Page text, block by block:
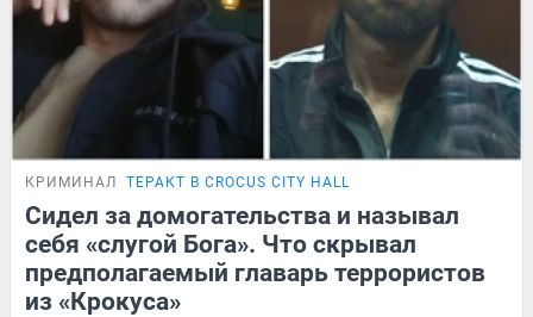
КРИМИНАЛ ТЕРАКТ В CROCUS CITY HALL
Сидел за домогательства и называл
себя «слугой Бога». Что скрывал
предполагаемый главарь террористов
из «Крокуса»